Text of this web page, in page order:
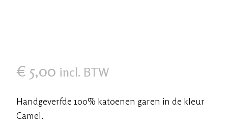
€ 5,00 incl. BTW
Handgeverfde 100% katoenen garen in de kleur
Camel.